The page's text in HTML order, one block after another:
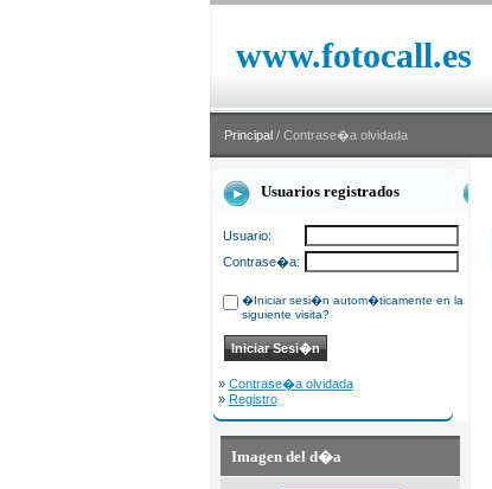
www.fotocall.es
Principal / Contrase�a olvidada
Usuarios registrados
Usuario:
Contrase�a:
�Iniciar sesi�n autom�ticamente en la
siguiente visita?
» Contrase�a olvidada
» Registro
Imagen del d�a